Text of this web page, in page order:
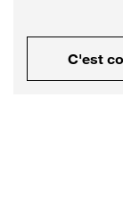
C'est